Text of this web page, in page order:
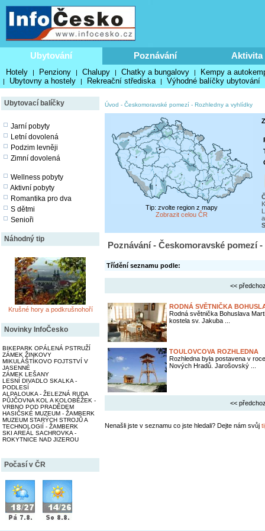
Ubytování Poznávání Aktivita
Hotely | Penziony | Chalupy | Chatky a bungalovy | Kempy a
| Ubytovny a hostely | Rekreační střediska | Výhodné balíčky ubytování
Ubytovací balíčky
Jarní pobyty
Letní dovolená
Podzim levněji
Zimní dovolená
Wellness pobyty
Aktivní pobyty
Romantika pro dva
S dětmi
Senioři
Náhodný tip
Krušné hory a podkrušnohoří
Novinky InfoČesko
BIKEPARK OPÁLENÁ PSTRUŽÍ
ZÁMEK ŽINKOVY
MIKULÁŠTÍKOVO FOJTSTVÍ V
JASENNÉ
ZÁMEK LEŠANY
LESNÍ DIVADLO SKALKA -
PODLESÍ
ALPALOUKA - ŽELEZNÁ RUDA
PŮJČOVNA KOL A KOLOBĚŽEK -
VRBNO POD PRADĚDEM
HASIČSKÉ MUZEUM - ŽAMBERK
MUZEUM STARÝCH STROJŮ A
TECHNOLOGIÍ - ŽAMBERK
SKI AREÁL SACHROVKA -
ROKYTNICE NAD JIZEROU
Počasí v ČR
Úvod - Českomoravské pomezí - Rozhledny a vyhlídky
Tip: zvolte region z mapy
Zobrazit celou ČR
Poznávání - Českomoravské pomezí
Třídění seznamu podle:
<<
RODNÁ SVĚTNIČKA
Rodná světnička Bohuslava
kostela sv. Jakuba ...
TOULOVCOVA ROZHLEDNA
Rozhledna byla postavena v
Nových Hradů. Jarošovský ...
<<
Nenašli jste v seznamu co jste hledali? Dejte nám svůj